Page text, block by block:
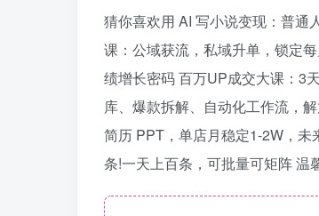
猜你喜欢用 AI 写小说变现：普通
课：公域获流，私域升单，锁定
绩增长密码 百万UP成交大课：3
库、爆款拆解、自动化工作流，
简历 PPT，单店月稳定1-2W，
条!一天上百条，可批量可矩阵 温